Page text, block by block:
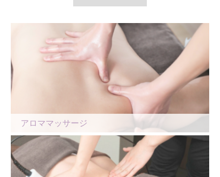
アロママッサージ